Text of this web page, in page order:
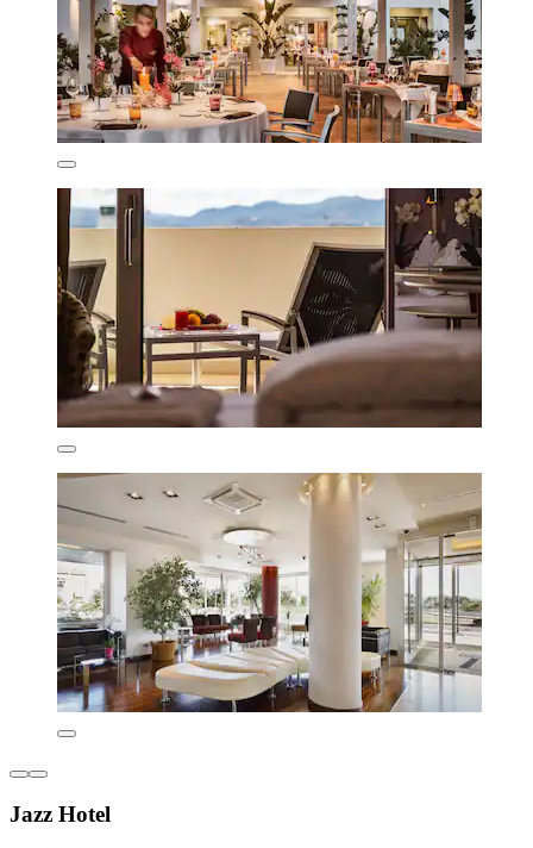
Jazz Hotel